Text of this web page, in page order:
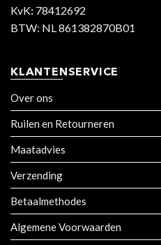
KvK: 78412692
BTW: NL 861382870B01
KLANTENSERVICE
Over ons
Ruilen en Retourneren
Maatadvies
Verzending
Betaalmethodes
Algemene Voorwaarden